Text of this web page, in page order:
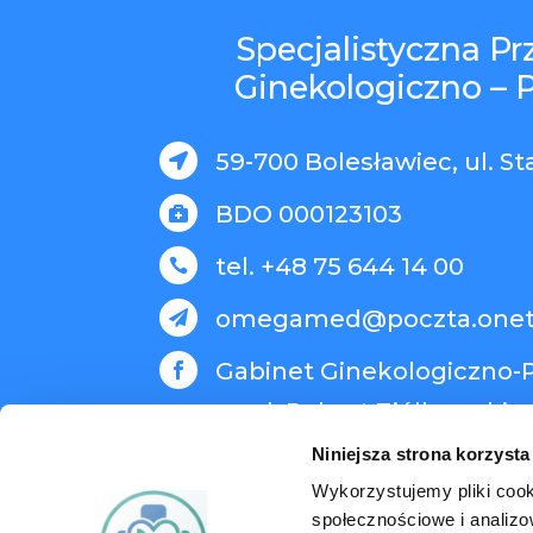
Niniejsza strona
Wykorzystujemy pliki
społecznościowe i
Specjalistyczna
Ginekologiczno –
 59-700 Bolesławiec, ul.
 BDO 000123103
 tel. +48 75 644 14 00


Gabinet Ginekologiczno-
med. Robert Ziółkowski